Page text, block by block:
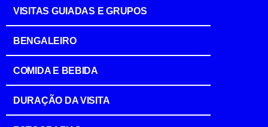
VISITAS GUIADAS E GRUPOS
BENGALEIRO
COMIDA E BEBIDA
DURAÇÃO DA VISITA